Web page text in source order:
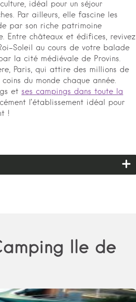
idéal pour un séjour
Par ailleurs, elle fascine les
par son riche patrimoine
Entre châteaux et édifices, revivez
Soleil au cours de votre balade
la cité médiévale de Provins.
Paris, qui attire des millions de
du monde chaque année.
et ses campings dans toute la
l’établissement idéal pour
!
Ile de